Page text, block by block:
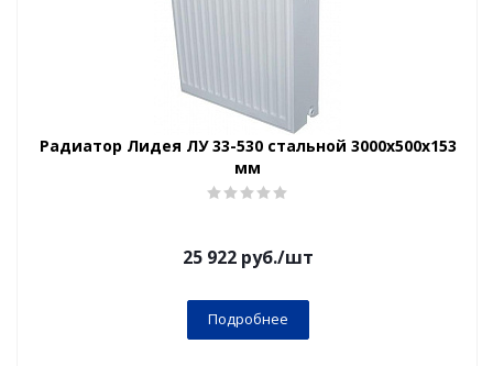
Радиатор Лидея ЛУ 33-530 стальной 3000x500x153
мм
25 922руб./шт
Подробнее